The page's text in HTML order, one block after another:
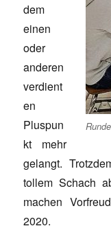
dem
einen
oder
anderen
verdient
en
Pluspun
kt mehr
gelangt.
tollem Schach
machen
2020.